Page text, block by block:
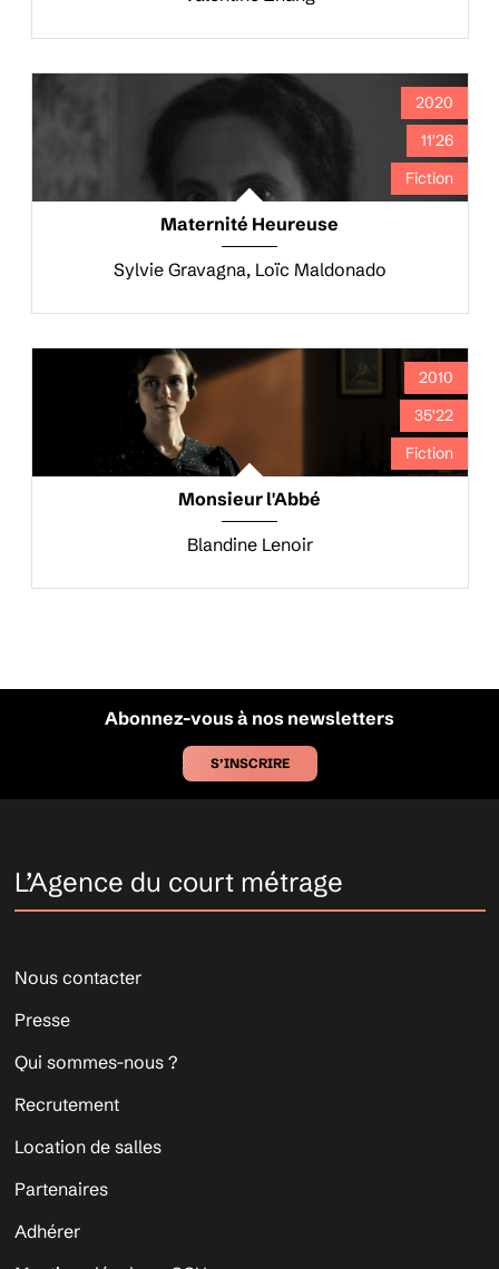
2020
11'26
Fiction
Maternité Heureuse
Sylvie Gravagna, Loïc Maldonado
2010
35'22
Fiction
Monsieur l'Abbé
Blandine Lenoir
Abonnez-vous à nos newsletters
S’INSCRIRE
L’Agence du court métrage
Nous contacter
Presse
Qui sommes-nous ?
Recrutement
Location de salles
Partenaires
Adhérer